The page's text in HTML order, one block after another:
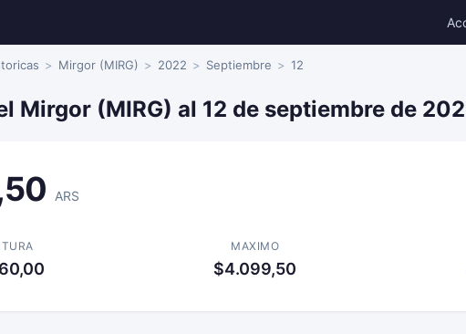
Mirgor (MIRG) 2022 Septiembre 12
Mirgor (MIRG) al 12 de septiembre de
ARS
MAXIMO
$4.099,50